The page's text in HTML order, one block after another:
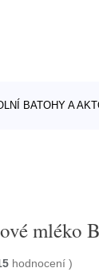
BATOHY A
mléko
hodnocení)